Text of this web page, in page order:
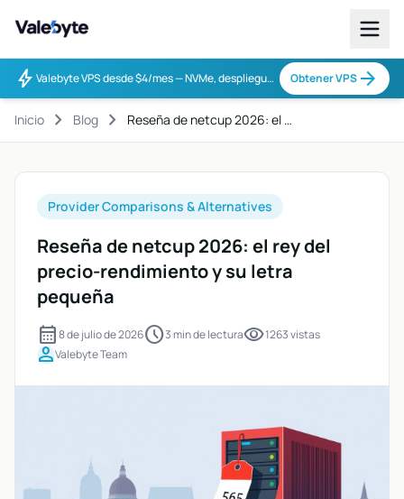
Valebyte
bolt Valebyte VPS desde $4/mes — NVMe, despliegue en 60s. Obtener VPS arrow_forward
Inicio chevron_right Blog chevron_right Reseña de netcup 2026: el …
Provider Comparisons & Alternatives
Reseña de netcup 2026: el rey del
precio-rendimiento y su letra
pequeña
calendar_month8 de julio de 2026schedule3 min de lecturavisibility1263 vistas
personValebyte Team